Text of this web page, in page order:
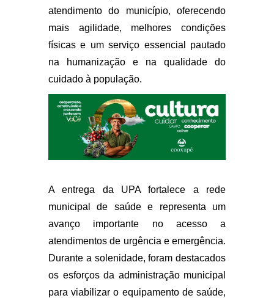
atendimento do município, oferecendo
mais agilidade, melhores condições
físicas e um serviço essencial pautado
na humanização e na qualidade do
cuidado à população.
A entrega da UPA fortalece a rede
municipal de saúde e representa um
avanço importante no acesso a
atendimentos de urgência e emergência.
Durante a solenidade, foram destacados
os esforços da administração municipal
para viabilizar o equipamento de saúde,